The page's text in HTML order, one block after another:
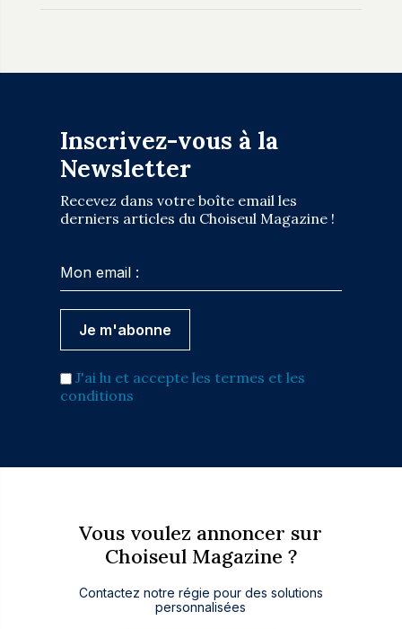
Inscrivez-vous à la
Newsletter
Recevez dans votre boîte email les
derniers articles du Choiseul Magazine !
J'ai lu et accepte les termes et les
conditions
Vous voulez annoncer sur
Choiseul Magazine ?
Contactez notre régie pour des solutions
personnalisées